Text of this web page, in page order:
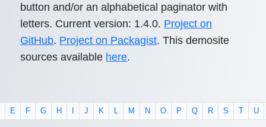
button and/or an alphabetical paginator with
letters. Current version: 1.4.0. Project on
GitHub. Project on Packagist. This demosite
sources available here.
E F G H J K L M N O P Q R S U